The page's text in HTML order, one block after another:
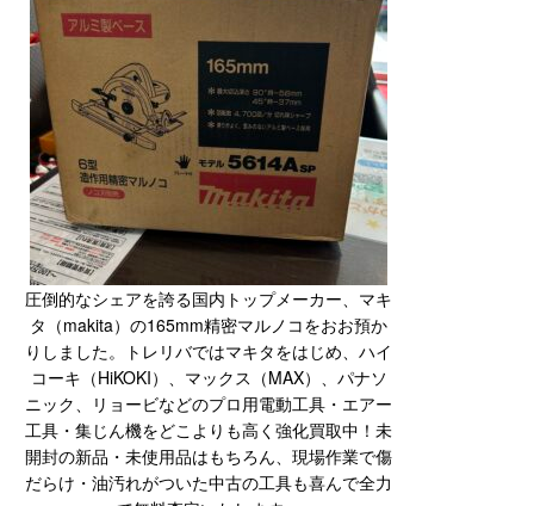
圧倒的なシェアを誇る国内トップメーカー、マキ
タ（makita）の165mm精密マルノコをおお預か
りしました。トレリバではマキタをはじめ、ハイ
コーキ（HiKOKI）、マックス（MAX）、パナソ
ニック、リョービなどのプロ用電動工具・エアー
工具・集じん機をどこよりも高く強化買取中！未
開封の新品・未使用品はもちろん、現場作業で傷
だらけ・油汚れがついた中古の工具も喜んで全力